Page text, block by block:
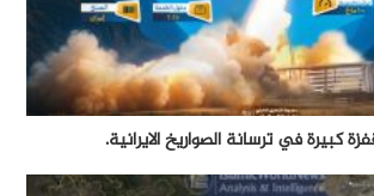
كبيرة في ترسانة الصواريخ الايرانية.